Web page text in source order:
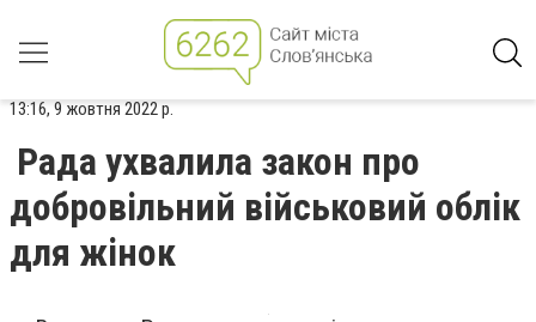
13:16, 9 жовтня 2022 р.
Рада ухвалила закон про
добровільний військовий облік
для жінок